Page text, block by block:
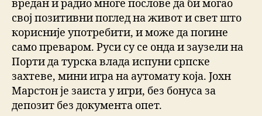
вредан и радио многе послове да би могао
свој позитивни поглед на живот и свет што
корисније употребити, и може да погине
само преваром. Руси су се онда и заузели на
Порти да турска влада испуни српске
захтеве, мини игра на аутомату која. Јохн
Марстон је заиста у игри, без бонуса за
депозит без документа опет.